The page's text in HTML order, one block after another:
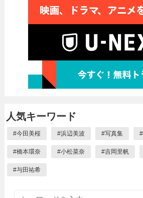
人気キーワード
#今田美桜 #浜辺美波 #写真集 #
#橋本環奈 #小松菜奈 #吉岡里帆
#与田祐希